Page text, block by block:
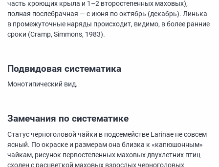
часть кроющих крыла и 1–2 второстепенных маховых),
полная послебрачная — с июня по октябрь (декабрь). Линька
в промежуточные наряды происходит, видимо, в более ранние
сроки (Cramp, Simmons, 1983).
Подвидовая систематика
Монотипический вид.
Замечания по систематике
Статус черноголовой чайки в подсемействе Larinae не совсем
ясный. По окраске и размерам она близка к «капюшонным»
чайкам, рисунок первостепенных маховых двухлетних птиц
сходен с расцветкой маховых взрослых черноголовых